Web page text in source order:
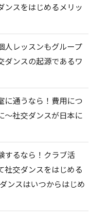
ンスをはじめるメリッ
人レッスンもグループ
ダンスの起源であるワ
に通うなら！費用につ
～社交ダンスが日本に
するなら！クラブ活
社交ダンスをはじめる
ンスはいつからはじめ